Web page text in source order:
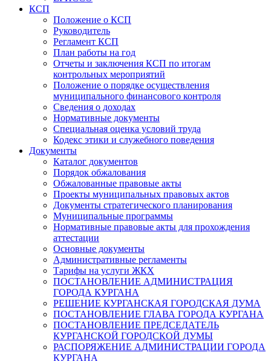
КСП
Положение о КСП
Руководитель
Регламент КСП
План работы на год
Отчеты и заключения КСП по итогам
контрольных мероприятий
Положение о порядке осуществления
муниципального финансового контроля
Сведения о доходах
Нормативные документы
Специальная оценка условий труда
Кодекс этики и служебного поведения
Документы
Каталог документов
Порядок обжалования
Обжалованные правовые акты
Проекты муниципальных правовых актов
Документы стратегического планирования
Муниципальные программы
Нормативные правовые акты для прохождения
аттестации
Основные документы
Административные регламенты
Тарифы на услуги ЖКХ
ПОСТАНОВЛЕНИЕ АДМИНИСТРАЦИЯ
ГОРОДА КУРГАНА
РЕШЕНИЕ КУРГАНСКАЯ ГОРОДСКАЯ ДУМА
ПОСТАНОВЛЕНИЕ ГЛАВА ГОРОДА КУРГАНА
ПОСТАНОВЛЕНИЕ ПРЕДСЕДАТЕЛЬ
КУРГАНСКОЙ ГОРОДСКОЙ ДУМЫ
РАСПОРЯЖЕНИЕ АДМИНИСТРАЦИИ ГОРОДА
КУРГАНА